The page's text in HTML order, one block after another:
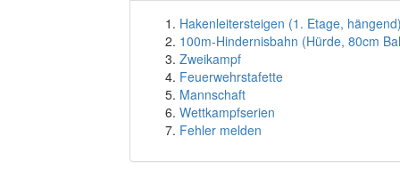
Hakenleitersteigen (1. Etage,
100m-Hindernisbahn (Hürde, 80cm
Zweikampf
Feuerwehrstafette
Mannschaft
Wettkampfserien
Fehler melden